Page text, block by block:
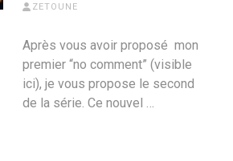
ZETOUNE
Après vous avoir proposé mon
premier “no comment” (visible
ici), je vous propose le second
de la série. Ce nouvel …